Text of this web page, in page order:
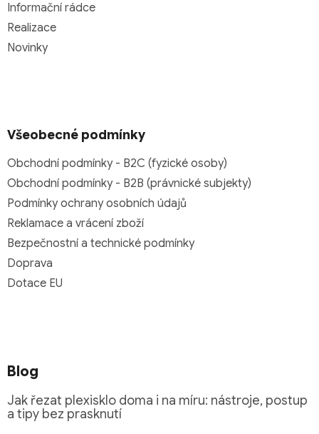
Informační rádce
Realizace
Novinky
Všeobecné podmínky
Obchodní podmínky - B2C (fyzické osoby)
Obchodní podmínky - B2B (právnické subjekty)
Podmínky ochrany osobních údajů
Reklamace a vrácení zboží
Bezpečnostní a technické podmínky
Doprava
Dotace EU
Blog
Jak řezat plexisklo doma i na míru: nástroje, postup
a tipy bez prasknutí